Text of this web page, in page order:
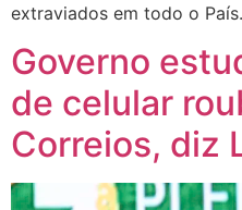
extraviados em todo o
Governo
de celular
Correios, diz